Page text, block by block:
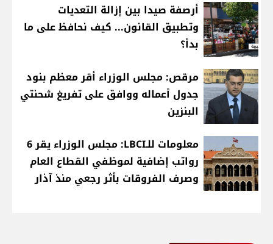
أرصفة صيدا بين إزالة التعديات
وتطبيق القانون... كيف نحافظ على ما
بدأ؟
مرقص: مجلس الوزراء أقر معظم بنود
جدول أعماله ووافق على تفريغ شحنتي
البنزين
معلومات للـLBCI: مجلس الوزراء يقر 6
رواتب إضافية لموظفي القطاع العام
وصرف الفروقات بأثر رجعي منذ آذار